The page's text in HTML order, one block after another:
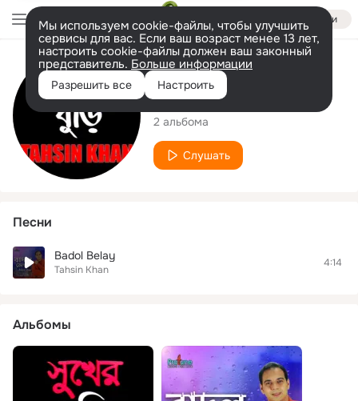
Войти
Мы используем cookie-файлы, чтобы улучшить
сервисы для вас. Если ваш возраст менее 13 лет,
настроить cookie-файлы должен ваш законный
представитель. Больше информации
Разрешить все Настроить
Исполнитель
Tahsin Khan
2 альбома
Слушать
Песни
Badol Belay
Tahsin Khan
4:14
Альбомы